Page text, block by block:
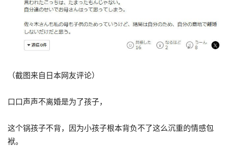
（截图来自日本网友评论）
口口声声不离婚是为了孩子，
这个锅孩子不背，因为小孩子根本背负不了这么沉重的情感包
袱。